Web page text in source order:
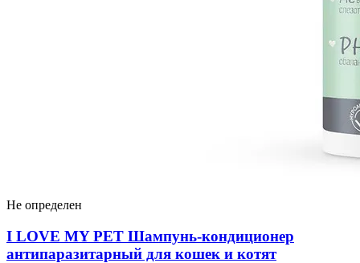
Не определен
I LOVЕ MY PET Шампунь-кондиционер
антипаразитарный для кошек и котят